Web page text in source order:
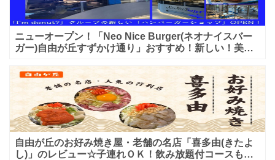
ニューオープン！「Neo Nice Burger(ネオナイスバー
ガー)自由が丘すずかけ通り」おすすめ！新しい！美味
自由が丘のお好み焼き屋・老舗の名店「喜多由(きたよ
し)」のレビュー☆子連れＯＫ！飲み放題付コースも！